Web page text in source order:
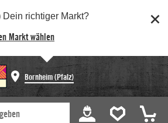
Dein richtiger Markt?
Markt wählen
Bornheim (Pfalz)